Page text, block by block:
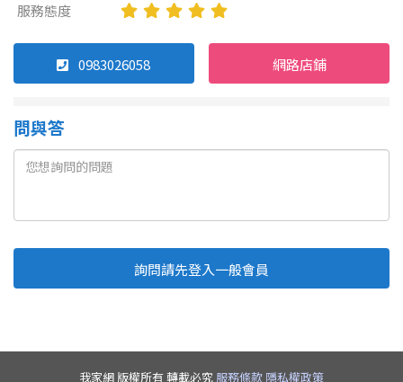
服務態度
0983026058 網路店鋪
問與答
詢問請先登入一般會員
我家網 版權所有 轉載必究 服務條款 隱私權政策